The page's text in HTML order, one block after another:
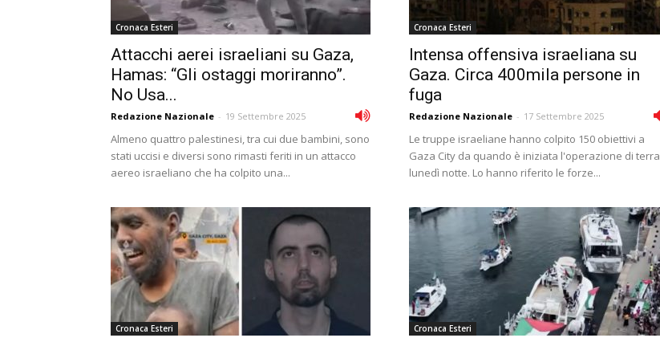
Cronaca Esteri
Attacchi aerei israeliani su Gaza,
Hamas: “Gli ostaggi moriranno”.
No Usa...
Redazione Nazionale - 19 Settembre 2025
Almeno quattro palestinesi, tra cui due bambini, sono
stati uccisi e diversi sono rimasti feriti in un attacco
aereo israeliano che ha colpito una...
Cronaca Esteri
Intensa offensiva israeliana su
Gaza. Circa 400mila persone in
fuga
Redazione Nazionale - 17 Settembre 2025
Le truppe israeliane hanno colpito 150 obiettivi a
Gaza City da quando è iniziata l'operazione di terra
lunedì notte. Lo hanno riferito le forze...
Cronaca Esteri Cronaca Esteri